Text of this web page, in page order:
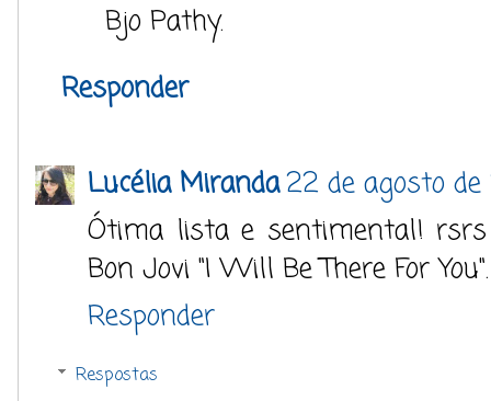
Bjo Pathy.
Responder
Lucélia Miranda22 de agosto
Ótima lista e sentimental!
Bon Jovi "I Will Be There For
Responder
Respostas